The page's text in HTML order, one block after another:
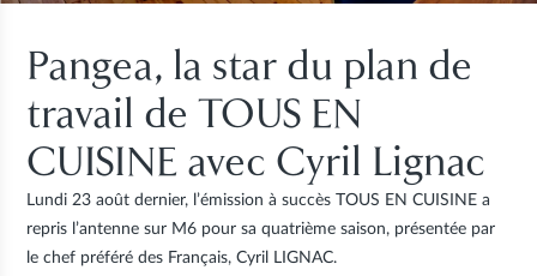
Pangea, la star du plan de
travail de TOUS EN
CUISINE avec Cyril Lignac
Lundi 23 août dernier, l’émission à succès TOUS EN CUISINE a
repris l’antenne sur M6 pour sa quatrième saison, présentée par
le chef préféré des Français, Cyril LIGNAC.